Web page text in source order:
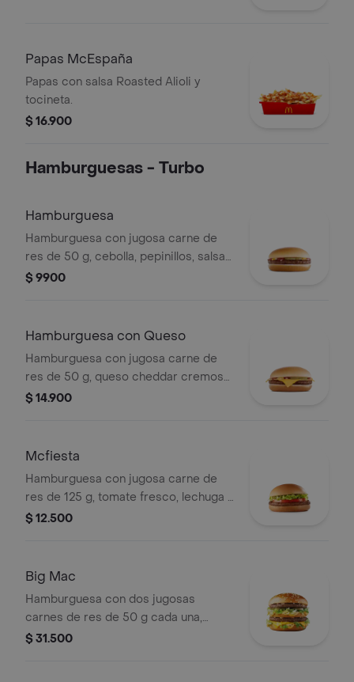
Papas McEspaña
Papas con salsa Roasted Alioli y
tocineta.
$ 16.900
Hamburguesas - Turbo
Hamburguesa
Hamburguesa con jugosa carne de
res de 50 g, cebolla, pepinillos, salsa
de tomate y mostaza, en pan suave
$ 9900
Hamburguesa con Queso
Hamburguesa con jugosa carne de
res de 50 g, queso cheddar cremoso,
cebolla, pepinillos, salsa de tomate y
$ 14.900
Mcfiesta
Hamburguesa con jugosa carne de
res de 125 g, tomate fresco, lechuga y
salsa de tomate, en pan suave sin
$ 12.500
Big Mac
Hamburguesa con dos jugosas
carnes de res de 50 g cada una,
cebolla, lechuga fresca, pepinillos,
$ 31.500